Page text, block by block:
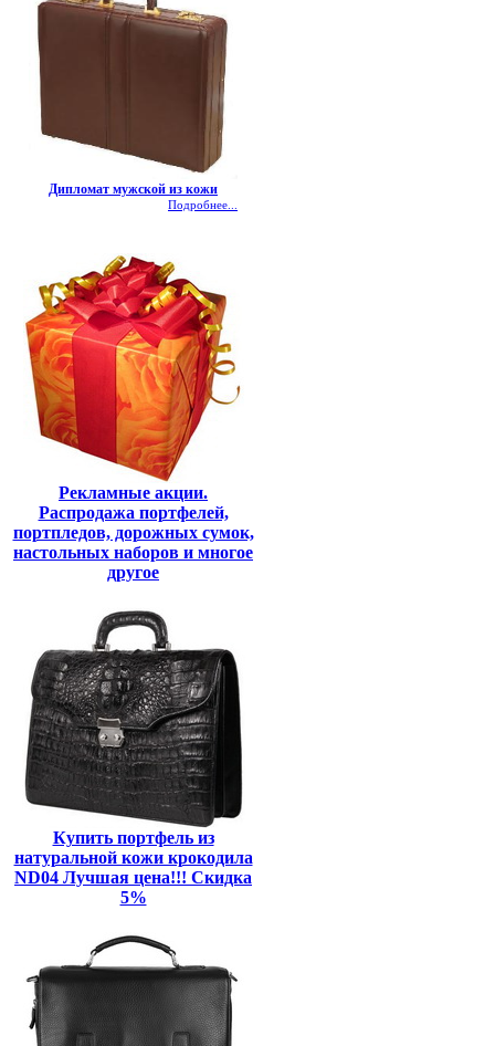
Дипломат мужской из кожи
Подробнее...
Рекламные акции.
Распродажа портфелей,
портпледов, дорожных сумок,
настольных наборов и многое
другое
Купить портфель из
натуральной кожи крокодила
ND04 Лучшая цена!!! Скидка
5%